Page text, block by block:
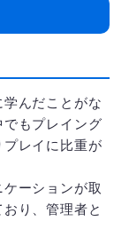
んだことがな
もプレイング
レイに比重が
ーションが取
り、管理者と